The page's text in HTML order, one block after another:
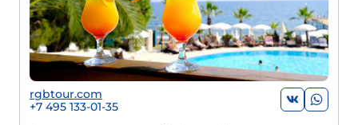
rgbtour.com
+7 495 133-01-35